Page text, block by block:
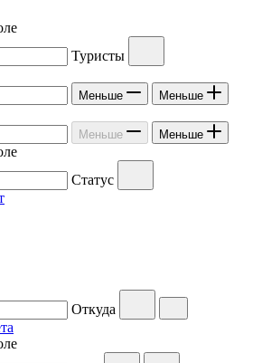
Туристы
Меньше Меньше
Меньше Меньше
Статус
Откуда